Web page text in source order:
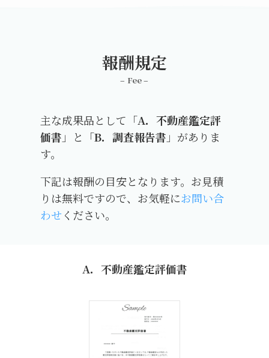
報酬規定
– Fee –
主な成果品として「A．不動産鑑定評
価書 」と「B．調査報告書 」がありま
す。
下記は報酬の目安となります。お見積
りは無料ですので、お気軽にお問い合
わせください。
A．不動産鑑定評価書